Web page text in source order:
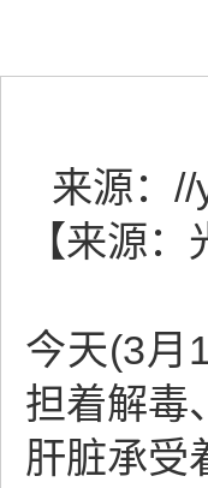
来源： //
【来源：
今天(3月
担着解毒
肝脏承受